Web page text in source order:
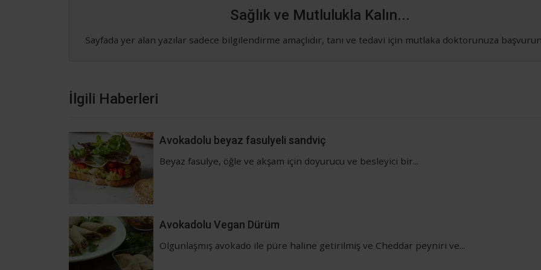
Sağlık ve Mutlulukla Kalın...
Sayfada yer alan yazılar sadece bilgilendirme amaçlıdır, tanı ve tedavi için mutlaka doktorunuza
İlgili Haberleri
Avokadolu beyaz fasulyeli sandviç
Beyaz fasulye, öğle ve akşam için doyurucu ve besleyici bir...
Avokadolu Vegan Dürüm
Olgunlaşmış avokado ile püre haline getirilmiş ve Cheddar peyniri ve...